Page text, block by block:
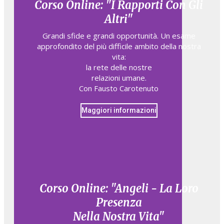
Corso Online: "I Rapporti Con Gli
Altri"
Grandi sfide e grandi opportunità. Un esame
approfondito del più difficile ambito della nostra
vita:
la rete delle nostre
relazioni umane.
Con Fausto Carotenuto
Maggiori informazioni
Corso Online: "Angeli - La Loro
Presenza
Nella Nostra Vita"